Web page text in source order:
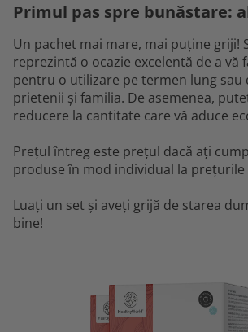
Primul pas spre bunăstare:
Un pachet mai mare, mai puține griji!
reprezintă o ocazie excelentă de a vă
pentru o utilizare pe termen lung sau
prietenii și familia. De asemenea,
reducere la cantitate care vă aduce
Prețul întreg este prețul dacă ați
produse în mod individual la
Luați un set și aveți grijă de starea
bine!